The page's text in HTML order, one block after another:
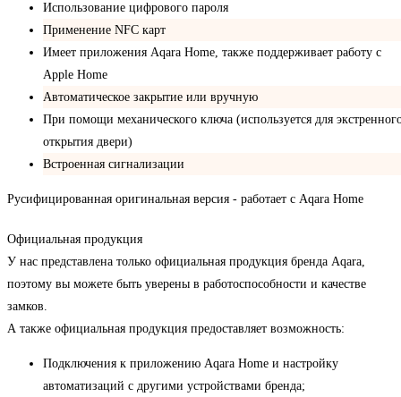
Использование цифрового пароля
Применение NFC карт
Имеет приложения Aqara Home, также поддерживает работу с
Apple Home
Автоматическое закрытие или вручную
При помощи механического ключа (используется для
открытия двери)
Встроенная сигнализации
Русифицированная оригинальная версия - работает с Aqara Home
Официальная продукция
У нас представлена только официальная продукция бренда Aqara,
поэтому вы можете быть уверены в работоспособности и качестве
замков.
А также официальная продукция предоставляет возможность:
Подключения к приложению Aqara Home и настройку
автоматизаций с другими устройствами бренда;